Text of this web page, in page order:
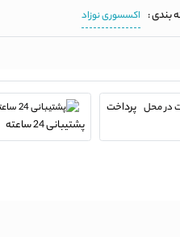
بندی : اکسسوری نوزاد
پرداخت
پشتیبانی 24 ساعته